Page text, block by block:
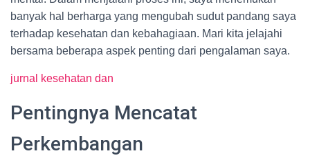
banyak hal berharga yang mengubah sudut pandang saya
terhadap kesehatan dan kebahagiaan. Mari kita jelajahi
bersama beberapa aspek penting dari pengalaman saya.
jurnal kesehatan dan
Pentingnya Mencatat
Perkembangan